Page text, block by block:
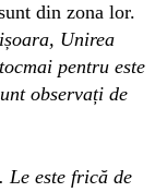
din zona lor.
Unirea
pentru este
observați de
Le este frică de